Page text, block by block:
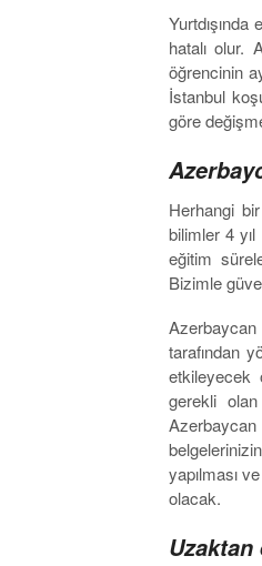
hatalı olur.
öğrencinin
İstanbul
göre
Herhangi
bilimler 4
eğitim
Bizimle
tarafından
etkileyecek
gerekli
yapılması
olacak.
Uzaktan